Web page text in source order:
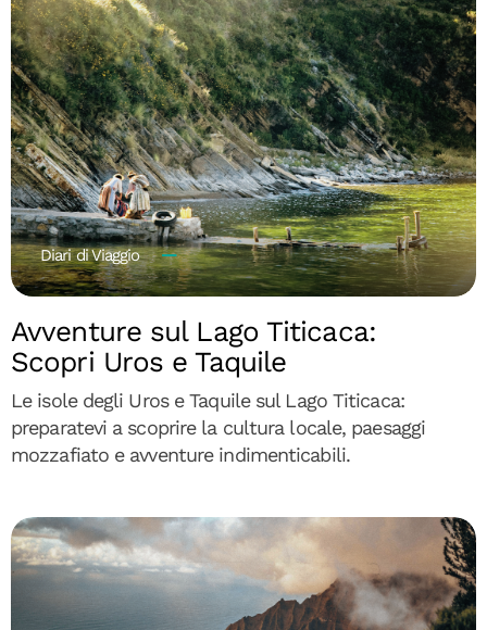
Diari di Viaggio
Avventure sul Lago Titicaca:
Scopri Uros e Taquile
Le isole degli Uros e Taquile sul Lago Titicaca:
preparatevi a scoprire la cultura locale, paesaggi
mozzafiato e avventure indimenticabili.